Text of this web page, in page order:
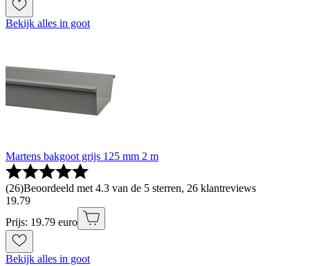
Bekijk alles in goot
Martens bakgoot grijs 125 mm 2 m
(26)Beoordeeld met 4.3 van de 5 sterren, 26 klantreviews
19.79
Prijs: 19.79 euro
Bekijk alles in goot